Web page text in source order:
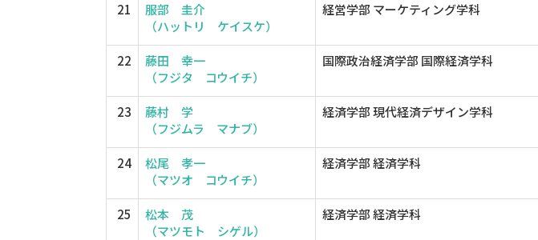
21
服部 圭介
（ハットリ ケイスケ）
経営学部 マーケティング学科
22
藤田 幸一
（フジタ コウイチ）
国際政治経済学部 国際経済学科
23
藤村 学
（フジムラ マナブ）
経済学部 現代経済デザイン学科
24
松尾 孝一
（マツオ コウイチ）
経済学部 経済学科
25
松本 茂
（マツモト シゲル）
経済学部 経済学科